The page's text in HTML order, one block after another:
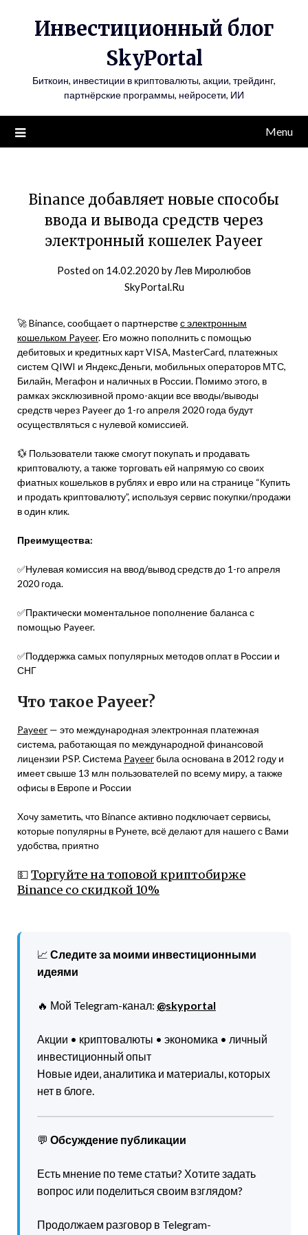
Инвестиционный блог
SkyPortal
Биткоин, инвестиции в криптовалюты, акции, трейдинг,
партнёрские программы, нейросети, ИИ
Menu
Binance добавляет новые способы
ввода и вывода средств через
электронный кошелек Payeer
Posted on 14.02.2020 byЛев Миролюбов
SkyPortal.Ru
🚀 Binance, сообщает о партнерствес электронным
кошельком Payeer. Его можно пополнить с помощью
дебитовых и кредитных карт VISA, MasterCard, платежных
систем QIWI и Яндекс.Деньги, мобильных операторов МТС,
Билайн, Мегафон и наличных в России. Помимо этого, в
рамках эксклюзивной промо-акции все вводы/выводы
средств через Payeer до 1-го апреля 2020 года будут
осуществляться с нулевой комиссией.
💱 Пользователи также смогут покупать и продавать
криптовалюту, а также торговать ей напрямую со своих
фиатных кошельков в рублях и евро или на странице “Купить
и продать криптовалюту”, используя сервис покупки/продажи
в один клик.
Преимущества:
✅Нулевая комиссия на ввод/вывод средств до 1-го апреля
2020 года.
✅Практически моментальное пополнение баланса с
помощью Payeer.
✅Поддержка самых популярных методов оплат в России и
СНГ
Что такое Payeer?
Payeer — это международная электронная платежная
система, работающая по международной финансовой
лицензии PSP. Система Payeerбыла основана в 2012 году и
имеет свыше 13 млн пользователей по всему миру, а также
офисы в Европе и России
Хочу заметить, что Binance активно подключает сервисы,
которые популярны в Рунете, всё делают для нашего с Вами
удобства, приятно
💵 Торгуйте на топовой криптобирже
Binance со скидкой 10%
📈 Следите за моими инвестиционными
идеями
🔥 Мой Telegram-канал: @skyportal
Акции • криптовалюты • экономика • личный
инвестиционный опыт
Новые идеи, аналитика и материалы, которых
нет в блоге.
💬 Обсуждение публикации
Есть мнение по теме статьи? Хотите задать
вопрос или поделиться своим взглядом?
Продолжаем разговор в Telegram-